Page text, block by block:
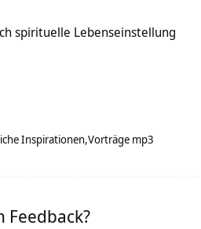
spirituelle Lebenseinstellung
Inspirationen Vorträge mp3
Feedback?